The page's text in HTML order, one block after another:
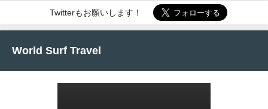
Twitterもお願いします！
World Surf Travel